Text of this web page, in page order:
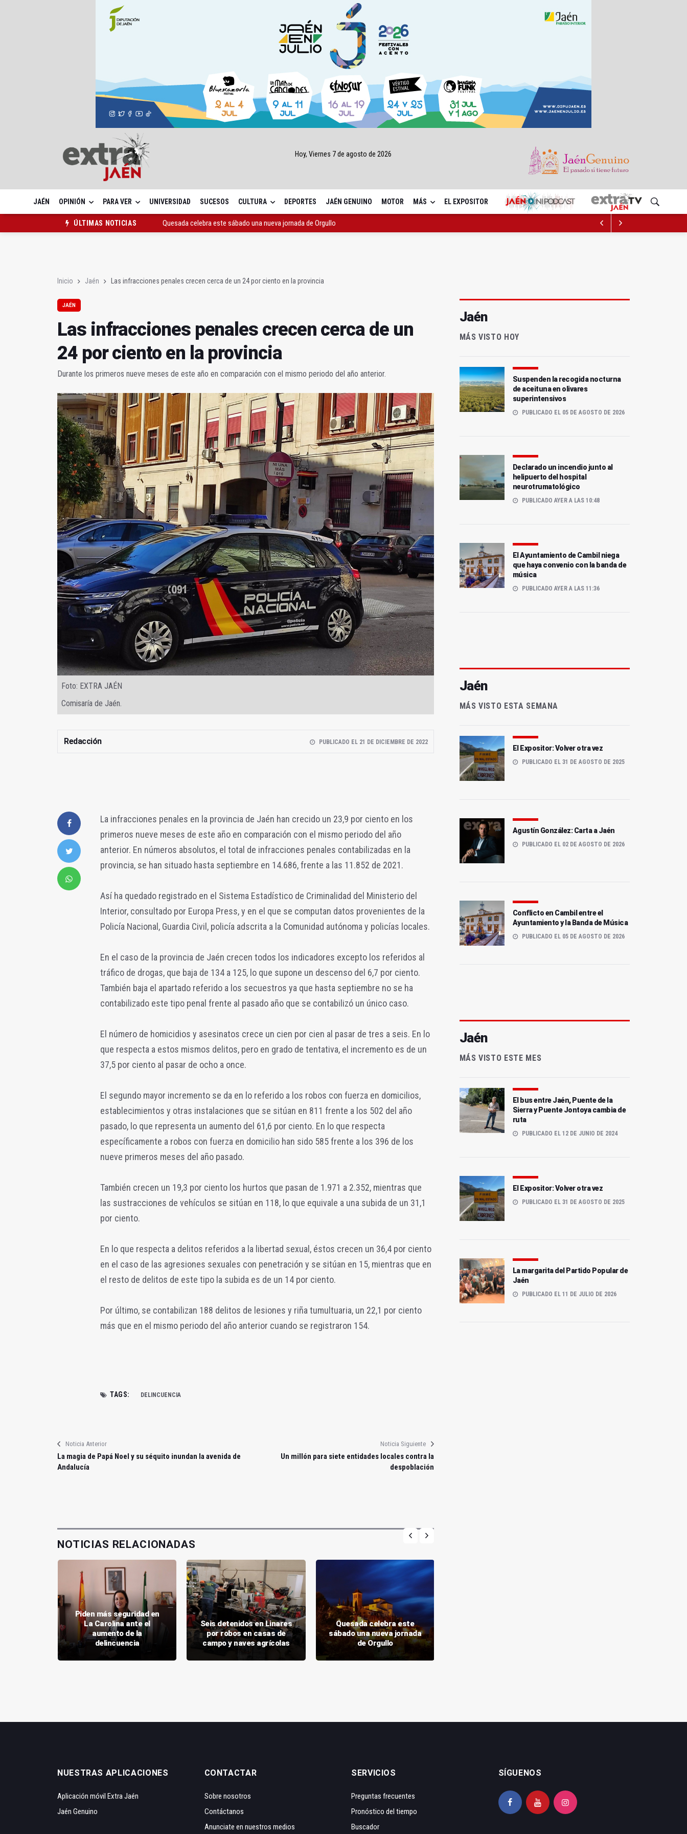
Hoy, Viernes 7 de agosto de 2026
JAÉN OPINIÓN PARA VER UNIVERSIDAD SUCESOS CULTURA DEPORTES JAÉN GENUINO MOTOR MÁS EL EXPOSITOR
ÚLTIMAS NOTICIAS
Quesada celebra este sábado una nueva jornada de Orgullo
Inicio Jaén Las infracciones penales crecen cerca de un 24 por ciento en la provincia
JAÉN
Las infracciones penales crecen cerca de un
24 por ciento en la provincia
Durante los primeros nueve meses de este año en comparación con el mismo periodo del año anterior.
Foto: EXTRA JAÉN
Comisaría de Jaén.
Redacción PUBLICADO EL 21 DE DICIEMBRE DE 2022
La infracciones penales en la provincia de Jaén han crecido un 23,9 por ciento en los
primeros nueve meses de este año en comparación con el mismo periodo del año
anterior. En números absolutos, el total de infracciones penales contabilizadas en la
provincia, se han situado hasta septiembre en 14.686, frente a las 11.852 de 2021.
Así ha quedado registrado en el Sistema Estadístico de Criminalidad del Ministerio del
Interior, consultado por Europa Press, y en el que se computan datos provenientes de la
Policía Nacional, Guardia Civil, policía adscrita a la Comunidad autónoma y policías locales.
En el caso de la provincia de Jaén crecen todos los indicadores excepto los referidos al
tráfico de drogas, que baja de 134 a 125, lo que supone un descenso del 6,7 por ciento.
También baja el apartado referido a los secuestros ya que hasta septiembre no se ha
contabilizado este tipo penal frente al pasado año que se contabilizó un único caso.
El número de homicidios y asesinatos crece un cien por cien al pasar de tres a seis. En lo
que respecta a estos mismos delitos, pero en grado de tentativa, el incremento es de un
37,5 por ciento al pasar de ocho a once.
El segundo mayor incremento se da en lo referido a los robos con fuerza en domicilios,
establecimientos y otras instalaciones que se sitúan en 811 frente a los 502 del año
pasado, lo que representa un aumento del 61,6 por ciento. En lo que respecta
específicamente a robos con fuerza en domicilio han sido 585 frente a los 396 de los
nueve primeros meses del año pasado.
También crecen un 19,3 por ciento los hurtos que pasan de 1.971 a 2.352, mientras que
las sustracciones de vehículos se sitúan en 118, lo que equivale a una subida de un 31,1
por ciento.
En lo que respecta a delitos referidos a la libertad sexual, éstos crecen un 36,4 por ciento
en el caso de las agresiones sexuales con penetración y se sitúan en 15, mientras que en
el resto de delitos de este tipo la subida es de un 14 por ciento.
Por último, se contabilizan 188 delitos de lesiones y riña tumultuaria, un 22,1 por ciento
más que en el mismo periodo del año anterior cuando se registraron 154.
TAGS: DELINCUENCIA
Noticia Anterior
La magia de Papá Noel y su séquito inundan la avenida de
Andalucía
Noticia Siguiente
Un millón para siete entidades locales contra la
despoblación
NOTICIAS RELACIONADAS
Piden más seguridad en
La Carolina ante el
aumento de la
delincuencia
Seis detenidos en Linares
por robos en casas de
campo y naves agrícolas
Quesada celebra este
sábado una nueva jornada
de Orgullo
Jaén
MÁS VISTO HOY
Suspenden la recogida nocturna
de aceituna en olivares
superintensivos
PUBLICADO EL 05 DE AGOSTO DE 2026
Declarado un incendio junto al
helipuerto del hospital
neurotrumatológico
PUBLICADO AYER A LAS 10:48
El Ayuntamiento de Cambil niega
que haya convenio con la banda de
música
PUBLICADO AYER A LAS 11:36
Jaén
MÁS VISTO ESTA SEMANA
El Expositor: Volver otra vez
PUBLICADO EL 31 DE AGOSTO DE 2025
Agustín González: Carta a Jaén
PUBLICADO EL 02 DE AGOSTO DE 2026
Conflicto en Cambil entre el
Ayuntamiento y la Banda de Música
PUBLICADO EL 05 DE AGOSTO DE 2026
Jaén
MÁS VISTO ESTE MES
El bus entre Jaén, Puente de la
Sierra y Puente Jontoya cambia de
ruta
PUBLICADO EL 12 DE JUNIO DE 2024
El Expositor: Volver otra vez
PUBLICADO EL 31 DE AGOSTO DE 2025
La margarita del Partido Popular de
Jaén
PUBLICADO EL 11 DE JULIO DE 2026
NUESTRAS APLICACIONES
Aplicación móvil Extra Jaén
Jaén Genuino
CONTACTAR
Sobre nosotros
Contáctanos
Anunciate en nuestros medios
SERVICIOS
Preguntas frecuentes
Pronóstico del tiempo
Buscador
SÍGUENOS